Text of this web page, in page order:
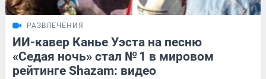
РАЗВЛЕЧЕНИЯ
ИИ-кавер Канье Уэста на песню
«Седая ночь» стал № 1 в мировом
рейтинге Shazam: видео